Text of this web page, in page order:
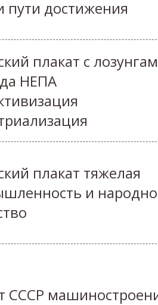
пути достижения
плакат с
НЕПА
плакат тяжелая
и
СССР